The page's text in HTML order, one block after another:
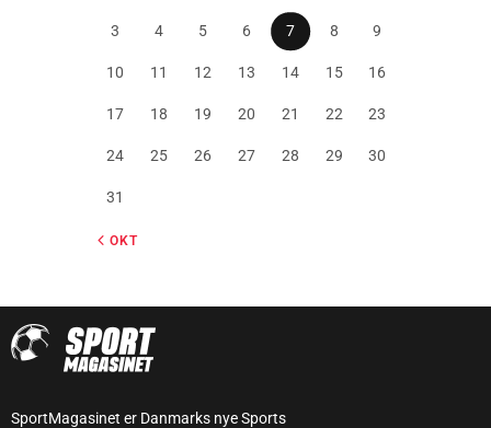
3 4 5 6 7 8 9
10 11 12 13 14 15 16
17 18 19 20 21 22 23
24 25 26 27 28 29 30
31
« OKT
SportMagasinet er Danmarks nye Sports